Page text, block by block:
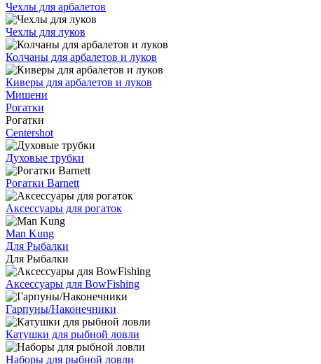
Чехлы для арбалетов
Чехлы для луков
Колчаны для арбалетов и луков
Киверы для арбалетов и луков
Мишени
Рогатки
Рогатки
Centershot
Духовые трубки
Рогатки Barnett
Аксессуары для рогаток
Man Kung
Для Рыбалки
Для Рыбалки
Аксессуары для BowFishing
Гарпуны/Наконечники
Катушки для рыбной ловли
Наборы для рыбной ловли